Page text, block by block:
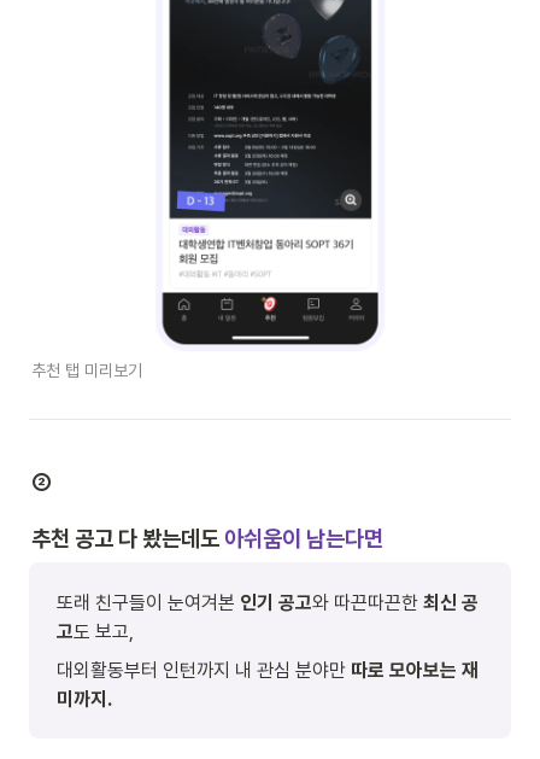
추천 탭 미리보기
②
추천 공고 다 봤는데도 아쉬움이 남는다면
또래 친구들이 눈여겨본 인기 공고와 따끈따끈한 최신 공
고도 보고,
대외활동부터 인턴까지 내 관심 분야만 따로 모아보는 재
미까지.